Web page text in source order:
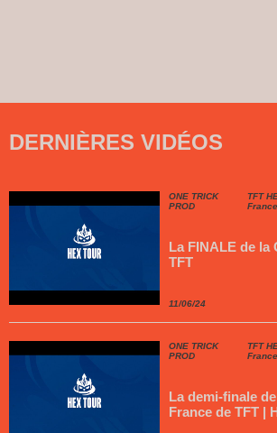
DERNIÈRES VIDÉOS
ONE TRICK
PROD
TFT
France
La FINALE de la
TFT
11/06/24
ONE TRICK
PROD
TFT
France
La demi-finale
France de TFT |